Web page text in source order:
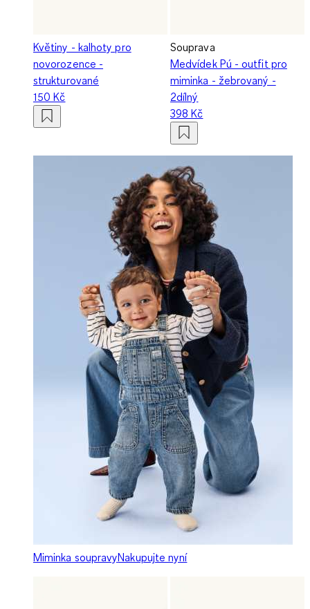
Květiny - kalhoty pro
novorozence -
strukturované
150 Kč
Souprava
Medvídek Pú - outfit pro
miminka - žebrovaný -
2dílný
398 Kč
Miminka soupravyNakupujte nyní